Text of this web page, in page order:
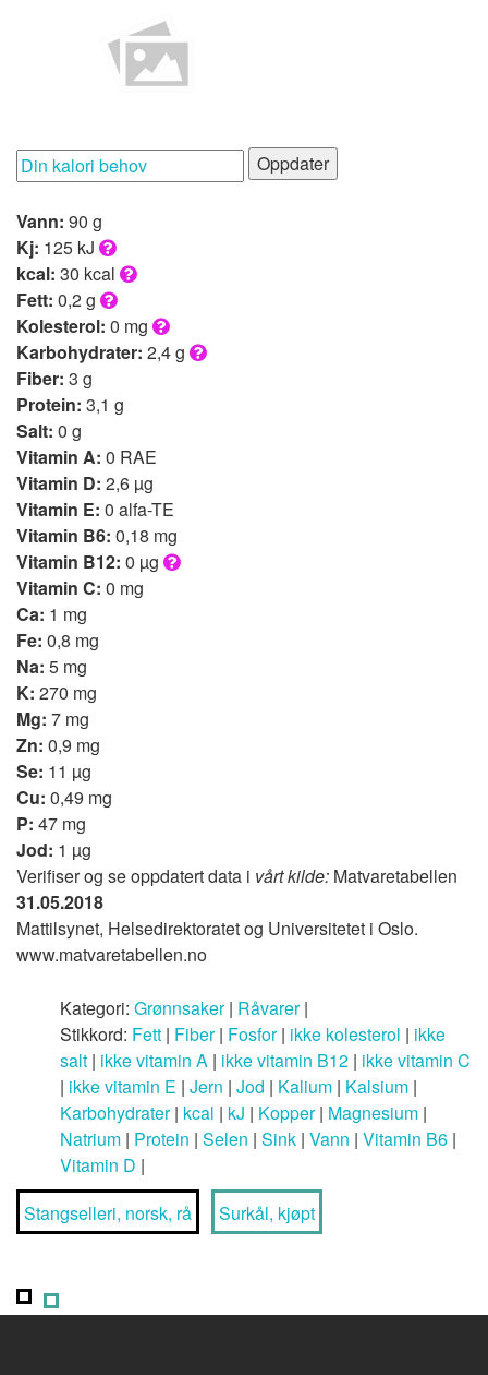
Oppdater
Vann: 90 g
Kj: 125 kJ
kcal: 30 kcal
Fett: 0,2 g
Kolesterol: 0 mg
Karbohydrater: 2,4 g
Fiber: 3 g
Protein: 3,1 g
Salt: 0 g
Vitamin A: 0 RAE
Vitamin D: 2,6 µg
Vitamin E: 0 alfa-TE
Vitamin B6: 0,18 mg
Vitamin B12: 0 µg
Vitamin C: 0 mg
Ca: 1 mg
Fe: 0,8 mg
Na: 5 mg
K: 270 mg
Mg: 7 mg
Zn: 0,9 mg
Se: 11 µg
Cu: 0,49 mg
P: 47 mg
Jod: 1 µg
Verifiser og se oppdatert data i vårt kilde: Matvaretabellen
31.05.2018
Mattilsynet, Helsedirektoratet og Universitetet i Oslo.
www.matvaretabellen.no
Kategori: Grønnsaker| Råvarer|
Stikkord: Fett | Fiber| Fosfor| ikke kolesterol | ikke
salt | ikke vitamin A | ikke vitamin B12 | ikke vitamin C
| ikke vitamin E | Jern | Jod | Kalium | Kalsium |
Karbohydrater| kcal | kJ | Kopper| Magnesium |
Natrium | Protein | Selen | Sink | Vann | Vitamin B6 |
Vitamin D |
Stangselleri, norsk, rå
Surkål, kjøpt